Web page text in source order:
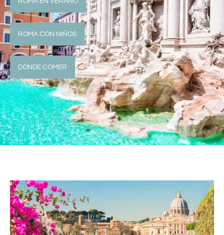
ROMA CON NIÑOS
DÓNDE COMER